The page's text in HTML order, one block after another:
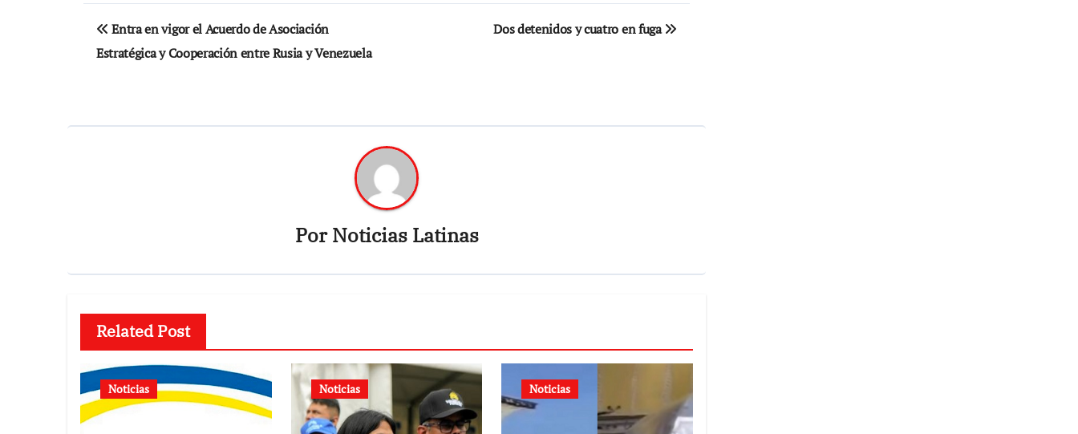
Navegación
de
Entra en vigor el Acuerdo de Asociación
Estratégica y Cooperación entre Rusia y Venezuela
Dos detenidos y cuatro en fuga
PorNoticias Latinas
Related Post
Noticias Noticias Noticias